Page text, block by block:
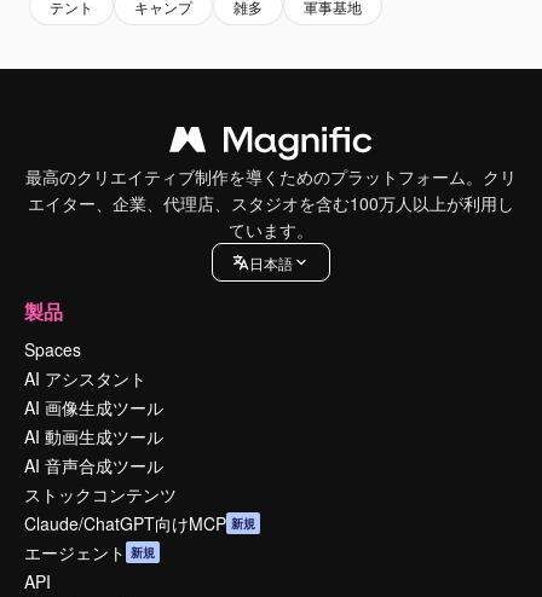
テント キャンプ 雑多 軍事基地
最高のクリエイティブ制作を導くためのプラットフォーム。クリ
エイター、企業、代理店、スタジオを含む100万人以上が利用し
ています。
日本語
製品
Spaces
AI アシスタント
AI 画像生成ツール
AI 動画生成ツール
AI 音声合成ツール
ストックコンテンツ
Claude/ChatGPT向けMCP 新規
エージェント 新規
API